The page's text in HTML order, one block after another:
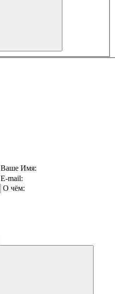
Ваше Имя:
E-mail:
О чём: